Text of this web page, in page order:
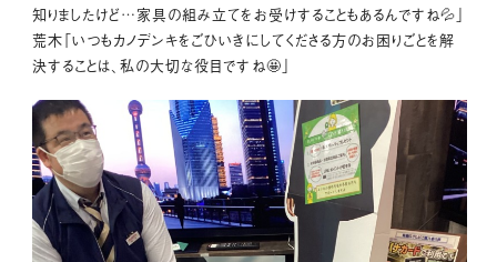
知りましたけど…家具の組み立てをお受けすることもあるんですね💦」
荒木「いつもカノデンキをごひいきにしてくださる方のお困りごとを解
決することは、私の大切な役目ですね🤩」